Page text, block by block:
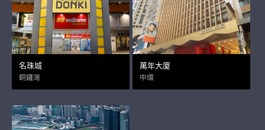
名珠城
銅鑼灣
萬年大廈
中環